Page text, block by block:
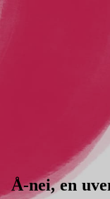
Å-nei, en